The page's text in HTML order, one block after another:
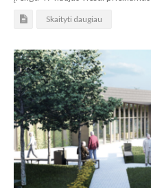
Skaityti daugiau